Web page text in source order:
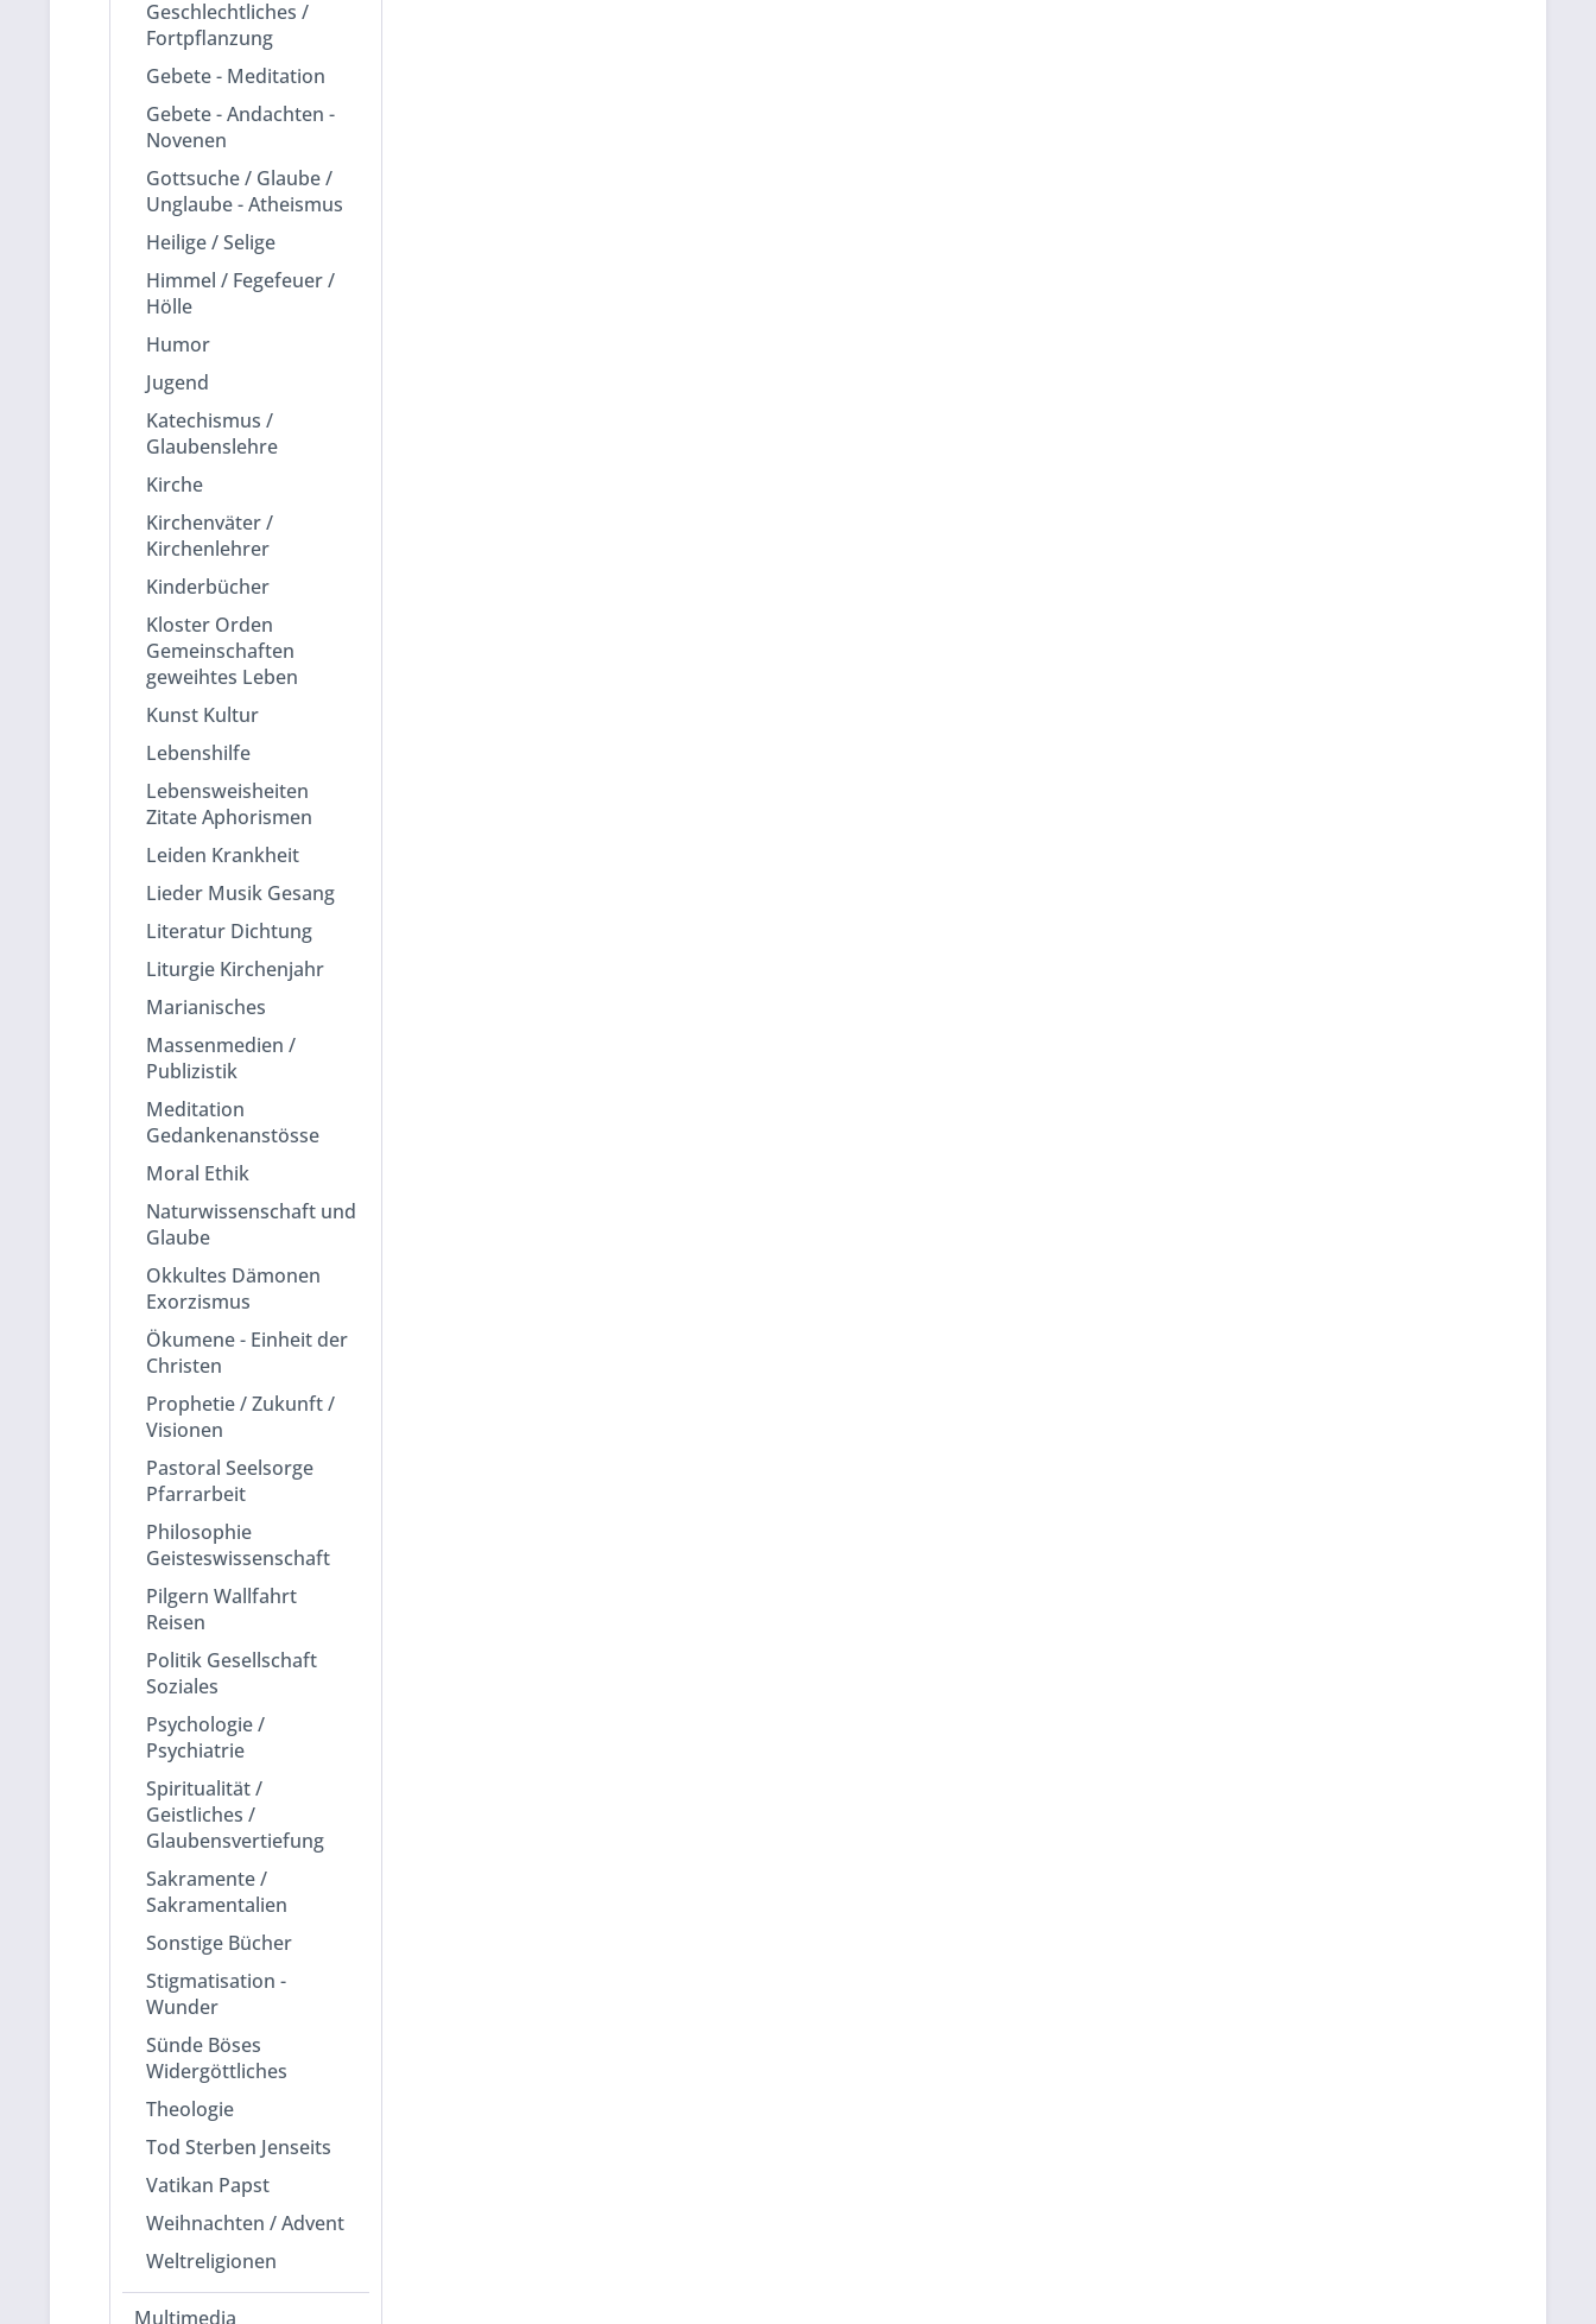
Geschlechtliches /
Fortpflanzung
Gebete - Meditation
Gebete - Andachten -
Novenen
Gottsuche / Glaube /
Unglaube - Atheismus
Heilige / Selige
Himmel / Fegefeuer /
Hölle
Humor
Jugend
Katechismus /
Glaubenslehre
Kirche
Kirchenväter /
Kirchenlehrer
Kinderbücher
Kloster Orden
Gemeinschaften
geweihtes Leben
Kunst Kultur
Lebenshilfe
Lebensweisheiten
Zitate Aphorismen
Leiden Krankheit
Lieder Musik Gesang
Literatur Dichtung
Liturgie Kirchenjahr
Marianisches
Massenmedien /
Publizistik
Meditation
Gedankenanstösse
Moral Ethik
Naturwissenschaft und
Glaube
Okkultes Dämonen
Exorzismus
Ökumene - Einheit der
Christen
Prophetie / Zukunft /
Visionen
Pastoral Seelsorge
Pfarrarbeit
Philosophie
Geisteswissenschaft
Pilgern Wallfahrt
Reisen
Politik Gesellschaft
Soziales
Psychologie /
Psychiatrie
Spiritualität /
Geistliches /
Glaubensvertiefung
Sakramente /
Sakramentalien
Sonstige Bücher
Stigmatisation -
Wunder
Sünde Böses
Widergöttliches
Theologie
Tod Sterben Jenseits
Vatikan Papst
Weihnachten / Advent
Weltreligionen
Multimedia